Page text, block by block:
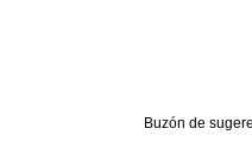
Buzón de